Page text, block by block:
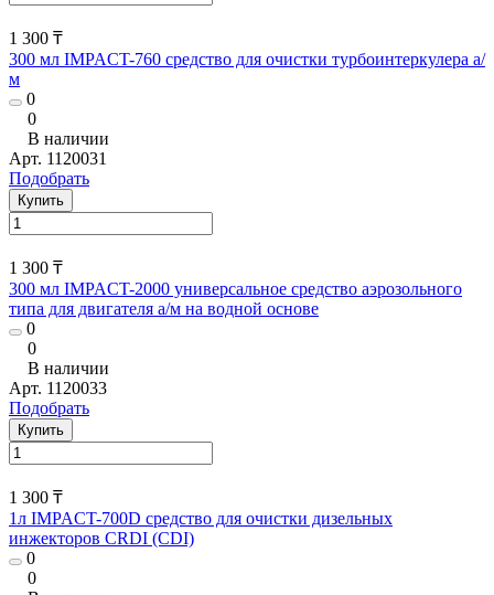
1 300 ₸
300 мл IMPACT-760 средство для очистки турбоинтеркулера а/
м
0
0
В наличии
Арт. 1120031
Подобрать
Купить
1 300 ₸
300 мл IMPACT-2000 универсальное средство аэрозольного
типа для двигателя а/м на водной основе
0
0
В наличии
Арт. 1120033
Подобрать
Купить
1 300 ₸
1л IMPACT-700D средство для очистки дизельных
инжекторов CRDI (CDI)
0
0